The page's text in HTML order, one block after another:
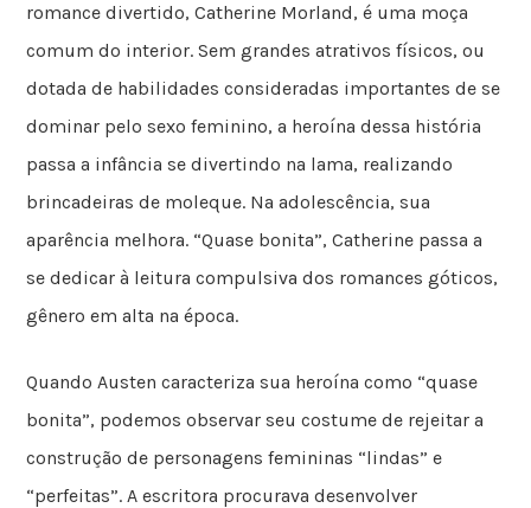
romance divertido, Catherine Morland, é uma moça
comum do interior. Sem grandes atrativos físicos, ou
dotada de habilidades consideradas importantes de se
dominar pelo sexo feminino, a heroína dessa história
passa a infância se divertindo na lama, realizando
brincadeiras de moleque. Na adolescência, sua
aparência melhora. “Quase bonita”, Catherine passa a
se dedicar à leitura compulsiva dos romances góticos,
gênero em alta na época.
Quando Austen caracteriza sua heroína como “quase
bonita”, podemos observar seu costume de rejeitar a
construção de personagens femininas “lindas” e
“perfeitas”. A escritora procurava desenvolver